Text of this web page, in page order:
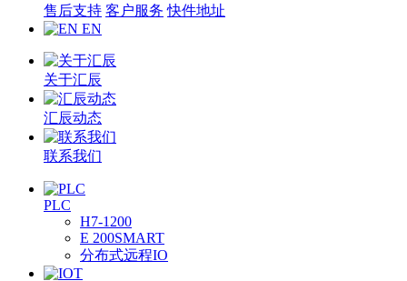
售后支持 客户服务 快件地址
EN
关于汇辰
汇辰动态
联系我们
PLC
H7-1200
E 200SMART
分布式远程IO